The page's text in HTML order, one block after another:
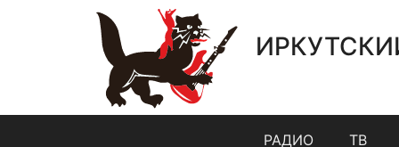
РАДИО ТВ